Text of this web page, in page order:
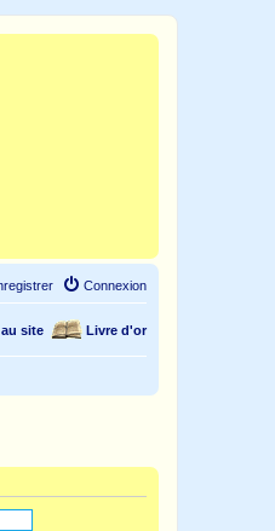
Connexion
Livre d'or
site